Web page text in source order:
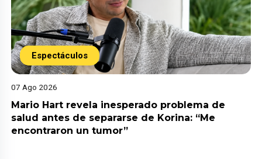
Espectáculos
07 Ago 2026
Mario Hart revela inesperado problema de
salud antes de separarse de Korina: “Me
encontraron un tumor”